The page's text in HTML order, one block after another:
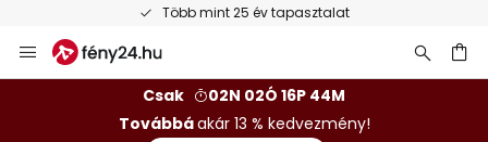
Több mint 25 év tapasztalat
Ugrás
a
Csak
02N 02Ó 16P 43M
Továbbáakár 13 % kedvezmény!